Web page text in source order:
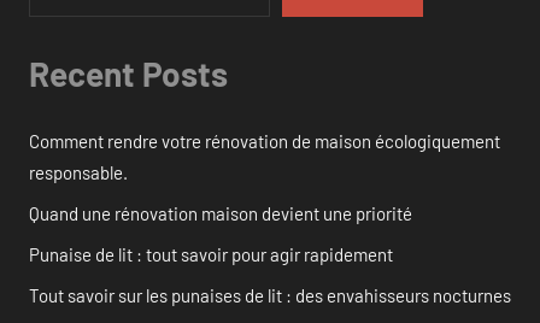
Recent Posts
Comment rendre votre rénovation de maison écologiquement
responsable.
Quand une rénovation maison devient une priorité
Punaise de lit : tout savoir pour agir rapidement
Tout savoir sur les punaises de lit : des envahisseurs nocturnes